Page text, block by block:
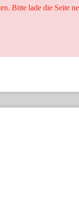
Bitte lade die Seite